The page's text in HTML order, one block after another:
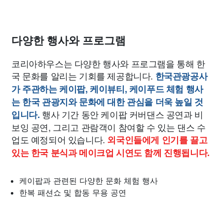
다양한 행사와 프로그램
코리아하우스는 다양한 행사와 프로그램을 통해 한
국 문화를 알리는 기회를 제공합니다. 한국관광공사
가 주관하는 케이팝, 케이뷰티, 케이푸드 체험 행사
는 한국 관광지와 문화에 대한 관심을 더욱 높일 것
입니다. 행사 기간 동안 케이팝 커버댄스 공연과 비
보잉 공연, 그리고 관람객이 참여할 수 있는 댄스 수
업도 예정되어 있습니다. 외국인들에게 인기를 끌고
있는 한국 분식과 메이크업 시연도 함께 진행됩니다.
케이팝과 관련된 다양한 문화 체험 행사
한복 패션쇼 및 합동 무용 공연